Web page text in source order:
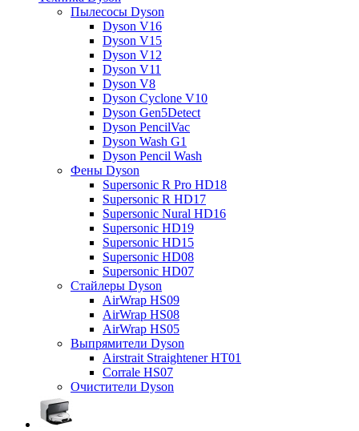
Пылесосы Dyson
Dyson V16
Dyson V15
Dyson V12
Dyson V11
Dyson V8
Dyson Cyclone V10
Dyson Gen5Detect
Dyson PencilVac
Dyson Wash G1
Dyson Pencil Wash
Фены Dyson
Supersonic R Pro HD18
Supersonic R HD17
Supersonic Nural HD16
Supersonic HD19
Supersonic HD15
Supersonic HD08
Supersonic HD07
Стайлеры Dyson
AirWrap HS09
AirWrap HS08
AirWrap HS05
Выпрямители Dyson
Airstrait Straightener HT01
Corrale HS07
Очистители Dyson